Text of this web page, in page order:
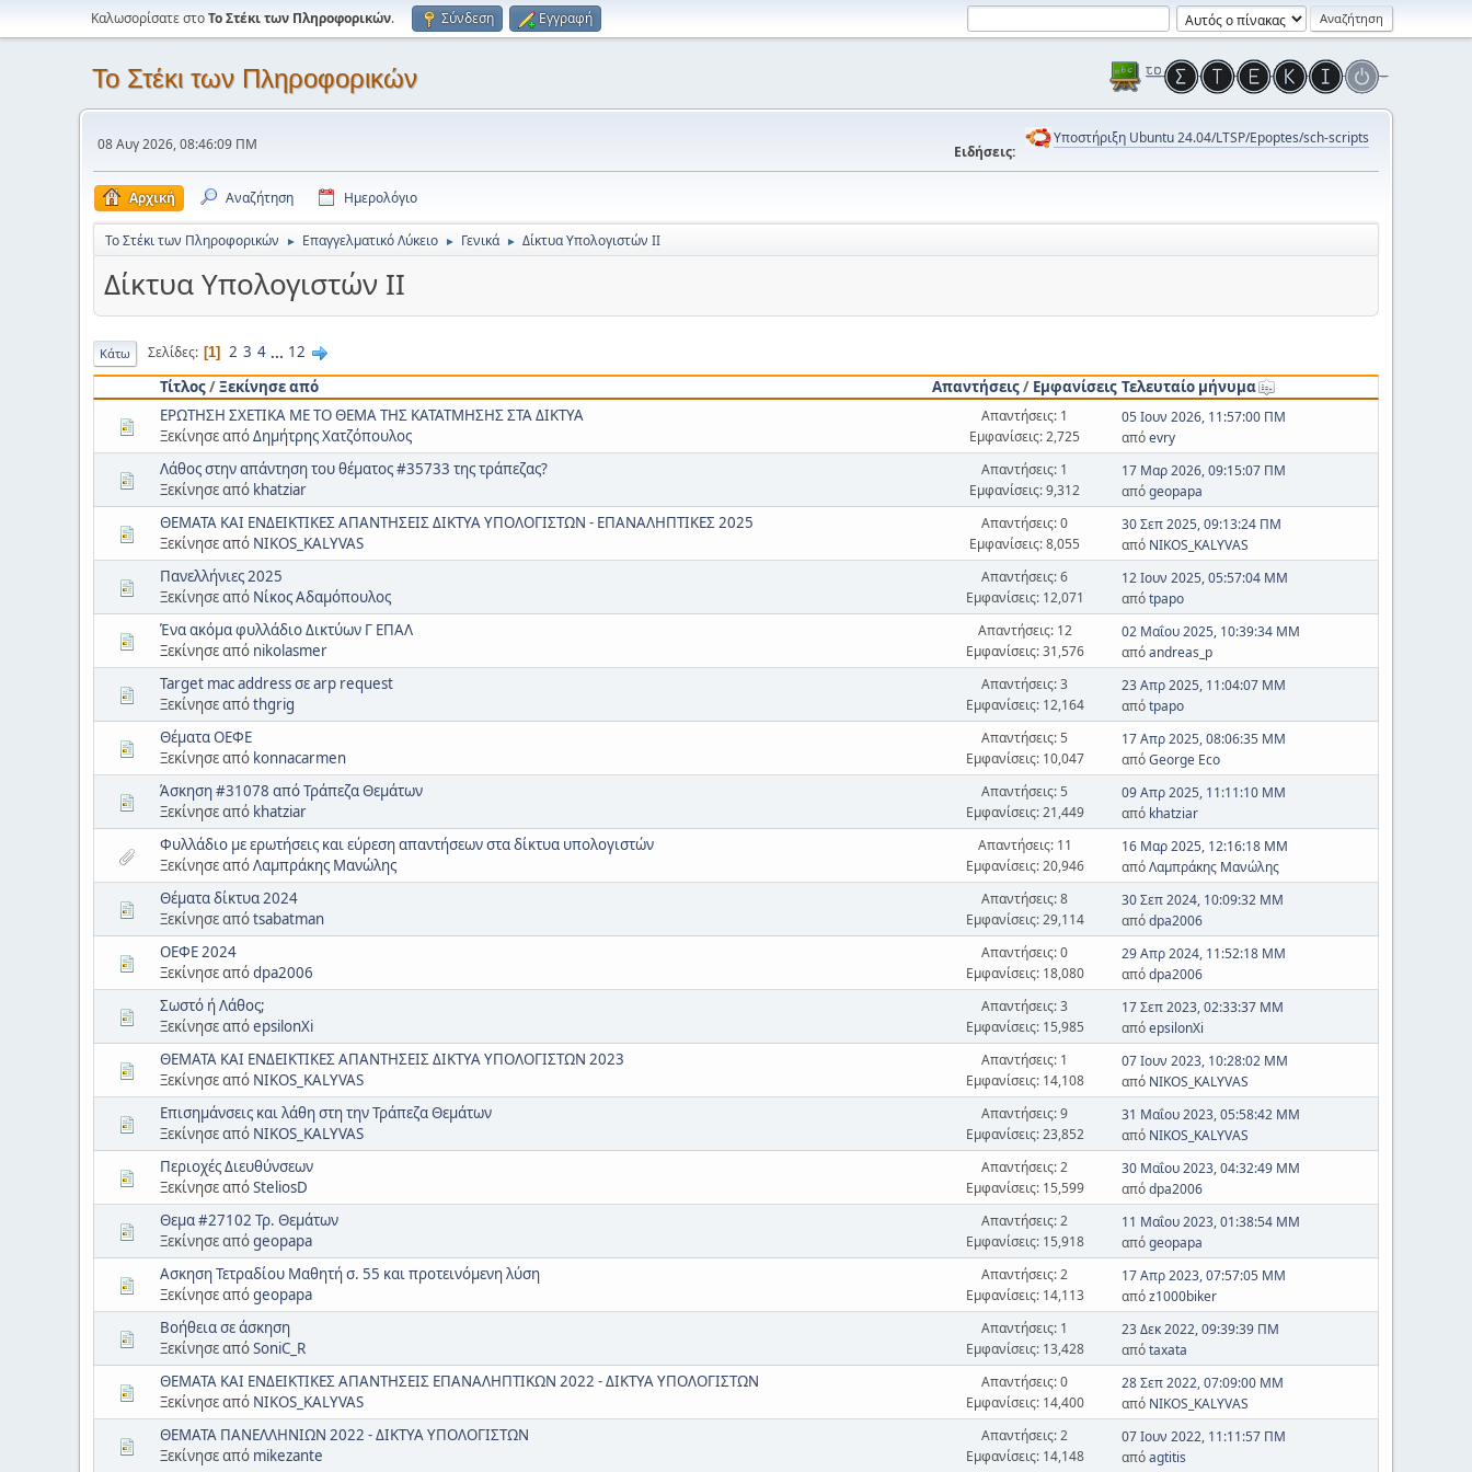
Καλωσορίσατε στοΤο Στέκι των Πληροφορικών. Σύνδεση Εγγραφή
Το Στέκι των Πληροφορικών
08 Αυγ 2026, 08:46:09 ΠΜ Ειδήσεις:
Υποστήριξη Ubuntu 24.04/LTSP/Epoptes/sch-scripts
Αρχική Αναζήτηση Ημερολόγιο
Το Στέκι των Πληροφορικών ► Επαγγελματικό Λύκειο ► Γενικά ► Δίκτυα Υπολογιστών ΙΙ
Δίκτυα Υπολογιστών ΙΙ
Κάτω Σελίδες 1 2 3 4 ... 12
Τίτλος/Ξεκίνησε από Απαντήσεις/ Εμφανίσεις Τελευταίο μήνυμα
ΕΡΩΤΗΣΗ ΣΧΕΤΙΚΑ ΜΕ ΤΟ ΘΕΜΑ ΤΗΣ ΚΑΤΑΤΜΗΣΗΣ ΣΤΑ ΔΙΚΤΥΑ
Ξεκίνησε απόΔημήτρης Χατζόπουλος
Απαντήσεις: 1
Εμφανίσεις: 2,725
05 Ιουν 2026, 11:57:00 ΠΜ
απόevry
Λάθος στην απάντηση του θέματος #35733 της τράπεζας?
Ξεκίνησε από khatziar
Απαντήσεις: 1
Εμφανίσεις: 9,312
17 Μαρ 2026, 09:15:07 ΠΜ
απόgeopapa
ΘΕΜΑΤΑ ΚΑΙ ΕΝΔΕΙΚΤΙΚΕΣ ΑΠΑΝΤΗΣΕΙΣ ΔΙΚΤΥΑ ΥΠΟΛΟΓΙΣΤΩΝ - ΕΠΑΝΑΛΗΠΤΙΚΕΣ 2025
Ξεκίνησε από NIKOS_KALYVAS
Απαντήσεις: 0
Εμφανίσεις: 8,055
30 Σεπ 2025, 09:13:24 ΠΜ
από NIKOS_KALYVAS
Πανελλήνιες 2025
Ξεκίνησε από Νίκος Αδαμόπουλος
Απαντήσεις: 6
Εμφανίσεις: 12,071
12 Ιουν 2025, 05:57:04 ΜΜ
απόtpapo
Ένα ακόμα φυλλάδιο Δικτύων Γ ΕΠΑΛ
Ξεκίνησε από nikolasmer
Απαντήσεις: 12
Εμφανίσεις: 31,576
02 Μαΐου 2025, 10:39:34 ΜΜ
απόandreas_p
Target mac address σε arp request
Ξεκίνησε απόthgrig
Απαντήσεις: 3
Εμφανίσεις: 12,164
23 Απρ 2025, 11:04:07 ΜΜ
απόtpapo
Θέματα ΟΕΦΕ
Ξεκίνησε από konnacarmen
Απαντήσεις: 5
Εμφανίσεις: 10,047
17 Απρ 2025, 08:06:35 ΜΜ
απόGeorge Eco
Άσκηση #31078 από Τράπεζα Θεμάτων
Ξεκίνησε από khatziar
Απαντήσεις: 5
Εμφανίσεις: 21,449
09 Απρ 2025, 11:11:10 ΜΜ
από khatziar
Φυλλάδιο με ερωτήσεις και εύρεση απαντήσεων στα δίκτυα υπολογιστών
Ξεκίνησε απόΛαμπράκης Μανώλης
Απαντήσεις: 11
Εμφανίσεις: 20,946
16 Μαρ 2025, 12:16:18 ΜΜ
απόΛαμπράκης Μανώλης
Θέματα δίκτυα 2024
Ξεκίνησε απόtsabatman
Απαντήσεις: 8
Εμφανίσεις: 29,114
30 Σεπ 2024, 10:09:32 ΜΜ
απόdpa2006
ΟΕΦΕ 2024
Ξεκίνησε απόdpa2006
Απαντήσεις: 0
Εμφανίσεις: 18,080
29 Απρ 2024, 11:52:18 ΜΜ
απόdpa2006
Σωστό ή Λάθος;
Ξεκίνησε απόepsilonXi
Απαντήσεις: 3
Εμφανίσεις: 15,985
17 Σεπ 2023, 02:33:37 ΜΜ
απόepsilonXi
ΘΕΜΑΤΑ ΚΑΙ ΕΝΔΕΙΚΤΙΚΕΣ ΑΠΑΝΤΗΣΕΙΣ ΔΙΚΤΥΑ ΥΠΟΛΟΓΙΣΤΩΝ 2023
Ξεκίνησε από NIKOS_KALYVAS
Απαντήσεις: 1
Εμφανίσεις: 14,108
07 Ιουν 2023, 10:28:02 ΜΜ
από NIKOS_KALYVAS
Επισημάνσεις και λάθη στη την Τράπεζα Θεμάτων
Ξεκίνησε από NIKOS_KALYVAS
Απαντήσεις: 9
Εμφανίσεις: 23,852
31 Μαΐου 2023, 05:58:42 ΜΜ
από NIKOS_KALYVAS
Περιοχές Διευθύνσεων
Ξεκίνησε απόSteliosD
Απαντήσεις: 2
Εμφανίσεις: 15,599
30 Μαΐου 2023, 04:32:49 ΜΜ
απόdpa2006
Θεμα #27102 Τρ. Θεμάτων
Ξεκίνησε απόgeopapa
Απαντήσεις: 2
Εμφανίσεις: 15,918
11 Μαΐου 2023, 01:38:54 ΜΜ
απόgeopapa
Ασκηση Τετραδίου Μαθητή σ. 55 και προτεινόμενη λύση
Ξεκίνησε απόgeopapa
Απαντήσεις: 2
Εμφανίσεις: 14,113
17 Απρ 2023, 07:57:05 ΜΜ
απόz1000biker
Βοήθεια σε άσκηση
Ξεκίνησε απόSoniC_R
Απαντήσεις: 1
Εμφανίσεις: 13,428
23 Δεκ 2022, 09:39:39 ΠΜ
απόtaxata
ΘΕΜΑΤΑ ΚΑΙ ΕΝΔΕΙΚΤΙΚΕΣ ΑΠΑΝΤΗΣΕΙΣ ΕΠΑΝΑΛΗΠΤΙΚΩΝ 2022 - ΔΙΚΤΥΑ ΥΠΟΛΟΓΙΣΤΩΝ
Ξεκίνησε από NIKOS_KALYVAS
Απαντήσεις: 0
Εμφανίσεις: 14,400
28 Σεπ 2022, 07:09:00 ΜΜ
από NIKOS_KALYVAS
ΘΕΜΑΤΑ ΠΑΝΕΛΛΗΝΙΩΝ 2022 - ΔΙΚΤΥΑ ΥΠΟΛΟΓΙΣΤΩΝ
Ξεκίνησε από mikezante
Απαντήσεις: 2
Εμφανίσεις: 14,148
07 Ιουν 2022, 11:11:57 ΠΜ
απόagtitis